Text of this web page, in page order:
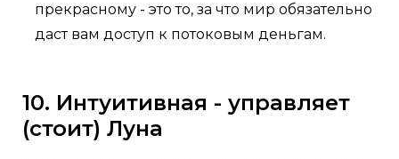
прекрасному - это то, за что мир обязательно
даст вам доступ к потоковым деньгам.
10. Интуитивная - управляет
(стоит) Луна